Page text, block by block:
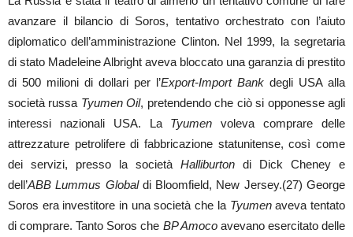
avanzare il bilancio di Soros, tentativo orchestrato con l’aiuto
diplomatico dell’amministrazione Clinton. Nel 1999, la segretaria
di stato Madeleine Albright aveva bloccato una garanzia di prestito
di 500 milioni di dollari per l’Export-Import Bank degli USA alla
società russa Tyumen Oil, pretendendo che ciò si opponesse agli
interessi nazionali USA. La Tyumen voleva comprare delle
attrezzature petrolifere di fabbricazione statunitense, così come
dei servizi, presso la società Halliburton di Dick Cheney e
dell’ABB Lummus Globaldi Bloomfield, New Jersey.(27) George
Soros era investitore in una società che la Tyumenaveva tentato
di comprare. Tanto Soros che BP Amocoavevano esercitato delle